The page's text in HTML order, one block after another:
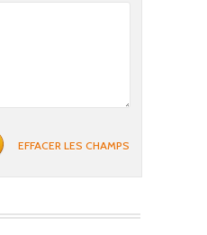
EFFACER LES CHAMPS